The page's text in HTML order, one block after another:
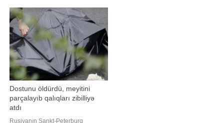
edildiyini bəyan edib. "Report"
Ukrayna Silahlı Qüvvələri HDQ-nin
teleqram kanalına istinadən xəbə
Dostunu öldürdü, meyitini
parçalayıb qalıqları zibilliyə
atdı
Rusiyanın Sankt-Peterburq